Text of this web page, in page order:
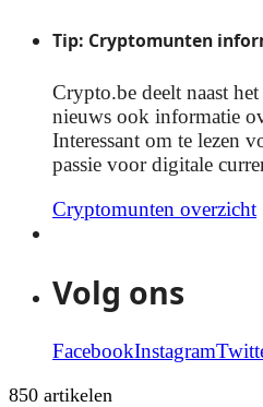
Tip: Cryptomunten
Crypto.be deelt naast
nieuws ook informatie
Interessant om te lezen
passie voor digitale
Cryptomunten overzicht
Volg ons
FacebookInstagram
850 artikelen